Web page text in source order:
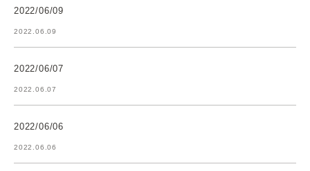
2022/06/09
2022.06.09
2022/06/07
2022.06.07
2022/06/06
2022.06.06